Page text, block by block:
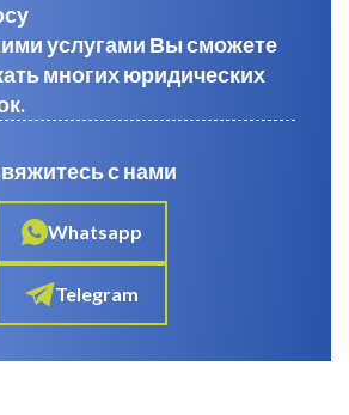
услугами Вы сможете
многих юридических
с нами
Whatsapp
Telegram